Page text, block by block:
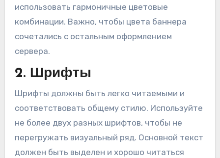
использовать гармоничные цветовые
комбинации. Важно, чтобы цвета баннера
сочетались с остальным оформлением
сервера.
2. Шрифты
Шрифты должны быть легко читаемыми и
соответствовать общему стилю. Используйте
не более двух разных шрифтов, чтобы не
перегружать визуальный ряд. Основной текст
должен быть выделен и хорошо читаться